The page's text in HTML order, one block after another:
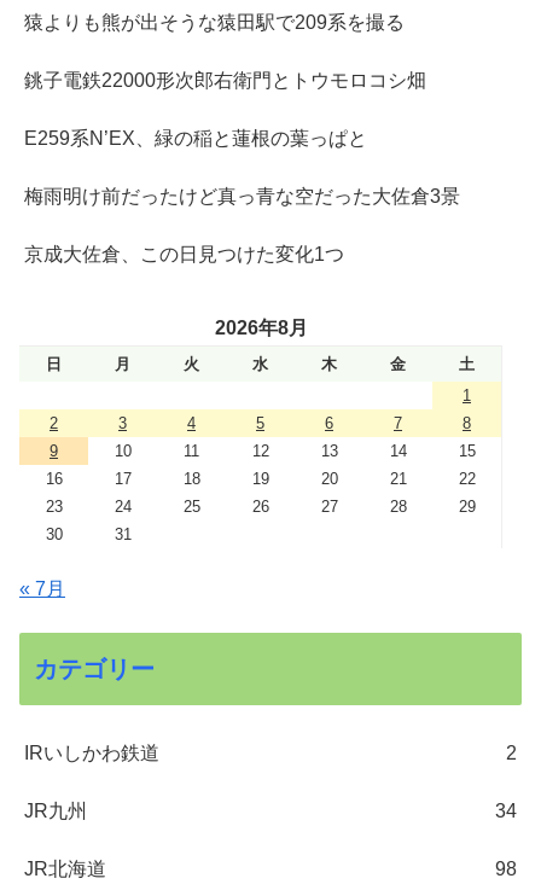
猿よりも熊が出そうな猿田駅で209系を撮る
銚子電鉄22000形次郎右衛門とトウモロコシ畑
E259系N’EX、緑の稲と蓮根の葉っぱと
梅雨明け前だったけど真っ青な空だった大佐倉3景
京成大佐倉、この日見つけた変化1つ
2026年8月
日 月 火 水 木 金
土
1
2
3 4 5 6 7
8
9
10 11 12 13 14
15
16
17 18 19 20 21
22
23
24 25 26 27 28
29
30
31
« 7月
カテゴリー
IRいしかわ鉄道 2
JR九州 34
JR北海道 98